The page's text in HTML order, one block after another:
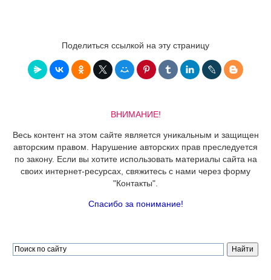
Поделиться ссылкой на эту страницу
ВНИМАНИЕ!
Весь контент на этом сайте является уникальным и защищен
авторским правом. Нарушение авторских прав преследуется
по закону. Если вы хотите использовать материалы сайта на
своих интернет-ресурсах, свяжитесь с нами через форму
"Контакты".
Спасибо за понимание!